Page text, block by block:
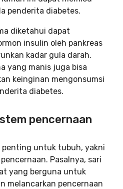
penderita diabetes.
diketahui dapat
insulin oleh pankreas
kadar gula darah.
yang manis juga bisa
keinginan mengonsumsi
diabetes.
pencernaan
untuk tubuh, yakni
Pasalnya, sari
yang berguna untuk
melancarkan pencernaan